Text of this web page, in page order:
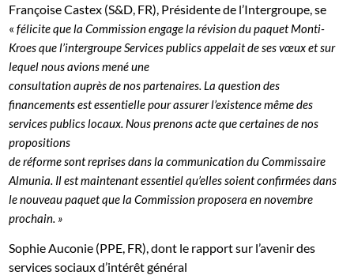
Françoise Castex (S&D, FR), Présidente de l’Intergroupe, se
«félicite que la Commission engage la révision du paquet Monti-
Kroes que l’intergroupe Services publics appelait de ses vœux et sur
lequel nous avions mené une
consultation auprès de nos partenaires. La question des
financements est essentielle pour assurer l’existence même des
services publics locaux. Nous prenons acte que certaines de nos
propositions
de réforme sont reprises dans la communication du Commissaire
Almunia. Il est maintenant essentiel qu’elles soient confirmées dans
le nouveau paquet que la Commission proposera en novembre
prochain. »
Sophie Auconie (PPE, FR), dont le rapport sur l’avenir des
services sociaux d’intérêt général